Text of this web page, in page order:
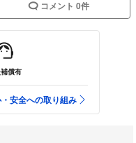
コメント 0件
償有
安全への取り組み